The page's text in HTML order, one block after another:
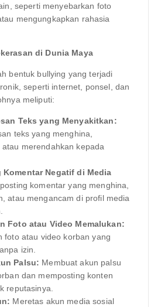
seperti menyebarkan foto
mengungkapkan rahasia
di Dunia Maya
bentuk bullying yang terjadi
seperti internet, ponsel, dan
meliputi:
Teks yang Menyakitkan:
teks yang menghina,
atau merendahkan kepada
Komentar Negatif di Media
komentar yang menghina,
atau mengancam di profil media
Foto atau Video Memalukan:
foto atau video korban yang
izin.
Palsu: Membuat akun palsu
dan memposting konten
reputasinya.
Meretas akun media sosial